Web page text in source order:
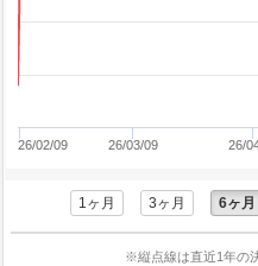
26/02/09 26/03/09 26/
1ヶ月 3ヶ月 6ヶ月
※縦点線は直近1年の